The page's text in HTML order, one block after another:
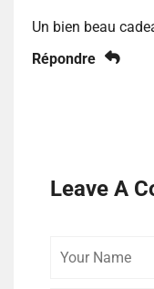
Un bien beau
Répondre
Leave A